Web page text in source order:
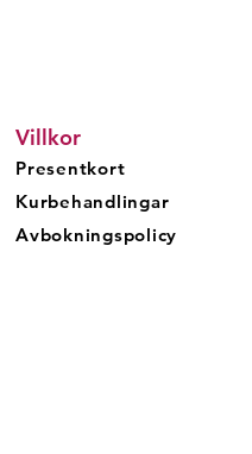
Derma
hudhälsa
Villkor
Presentkort
Kurbehandlingar
Avbokningspolicy